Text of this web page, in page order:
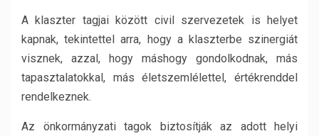
A klaszter tagjai között civil szervezetek is helyet
kapnak, tekintettel arra, hogy a klaszterbe szinergiát
visznek, azzal, hogy máshogy gondolkodnak, más
tapasztalatokkal, más életszemlélettel, értékrenddel
rendelkeznek.
Az önkormányzati tagok biztosítják az adott helyi